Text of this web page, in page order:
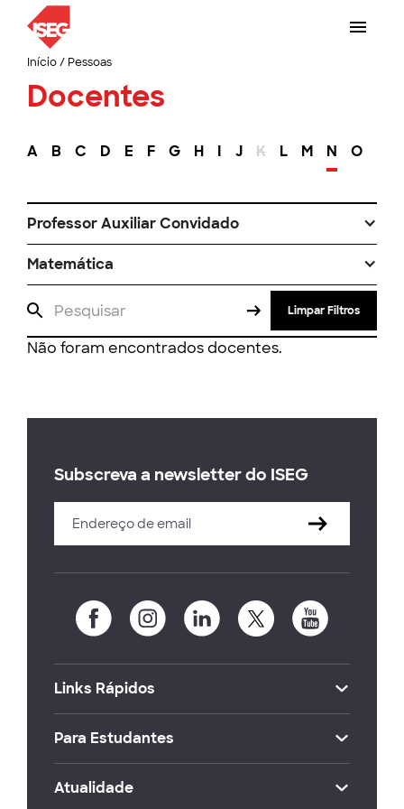
Início/ Pessoas
Docentes
A B C D E F G H I J K L M N O
Professor Auxiliar Convidado
Matemática
Limpar Filtros
Não foram encontrados docentes.
Subscreva a newsletter do ISEG
Links Rápidos
Para Estudantes
Atualidade